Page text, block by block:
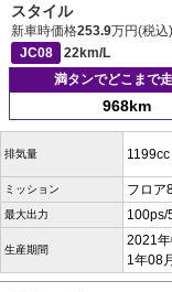
スタイル
新車時価格253.9万円(税込)
JC08
22km/L
満タンでどこまで
968km
排気量 1199cc
ミッション フロア
最大出力 100ps/
生産期間
2021
1年08月